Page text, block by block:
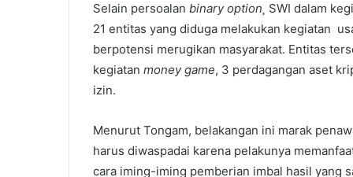
Selain persoalan binary option¸ SWI dalam
21 entitas yang diduga melakukan kegiatan
berpotensi merugikan masyarakat. Entitas
kegiatan money game, 3 perdagangan aset
izin.
Menurut Tongam, belakangan ini marak
harus diwaspadai karena pelakunya
cara iming-iming pemberian imbal hasil yang